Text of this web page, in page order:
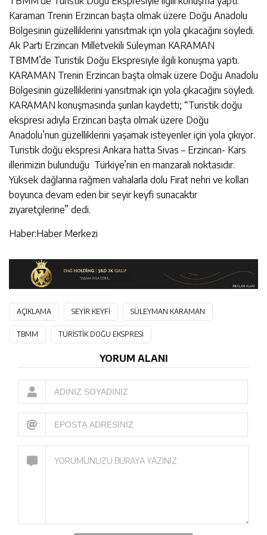
Karaman Trenin Erzincan başta olmak üzere Doğu Anadolu
Bölgesinin güzelliklerini yansıtmak için yola çıkacağını söyledi.
Ak Parti Erzincan Milletvekili Süleyman KARAMAN
TBMM’de Turistik Doğu Ekspresiyle ilgili konuşma yaptı.
KARAMAN Trenin Erzincan başta olmak üzere Doğu Anadolu
Bölgesinin güzelliklerini yansıtmak için yola çıkacağını söyledi.
KARAMAN konuşmasında şunları kaydetti; “Turistik doğu
ekspresi adıyla Erzincan başta olmak üzere Doğu
Anadolu’nun güzelliklerini yaşamak isteyenler için yola çıkıyor.
Turistik doğu ekspresi Ankara hatta Sivas – Erzincan- Kars
illerimizin bulunduğu Türkiye’nin en manzaralı noktasıdır.
Yüksek dağlarına rağmen vahalarla dolu Fırat nehri ve kolları
boyunca devam eden bir seyir keyfi sunacaktır
ziyaretçilerine” dedi.
Haber:Haber Merkezi
AÇIKLAMA SEYİR KEYFİ SÜLEYMAN KARAMAN
TBMM TURİSTİK DOĞU EKSPRESİ
YORUM ALANI